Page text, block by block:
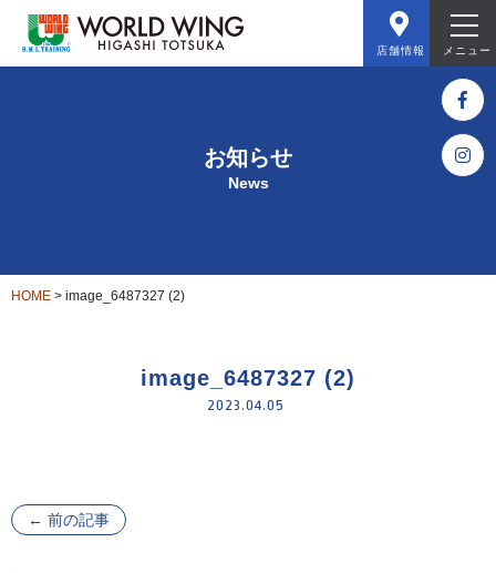
メニュー
店舗情報
お知らせ
News
HOME > image_6487327 (2)
image_6487327 (2)
2023.04.05
← 前の記事